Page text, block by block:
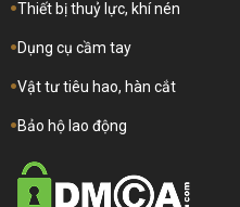
Thiết bị thuỷ lực, khí nén
Dụng cụ cầm tay
Vật tư tiêu hao, hàn cắt
Bảo hộ lao động